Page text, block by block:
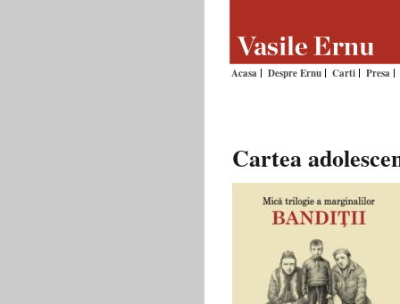
Acasa Despre Ernu Carti Presa
Cartea